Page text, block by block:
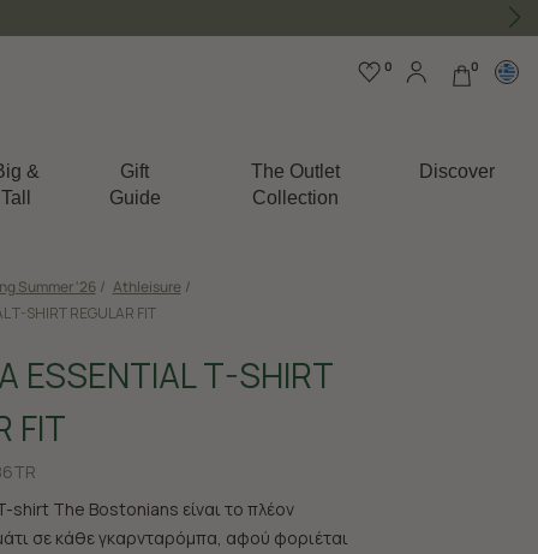
0 0
&
Tall
Gift
Guide
The Outlet
Collection
Discover
Summer '26 / Athleisure /
SHIRT REGULAR FIT
T-SHIRT
FIT
shirt The Bostonians είναι το πλέον
σε κάθε γκαρνταρόμπα, αφού φοριέται